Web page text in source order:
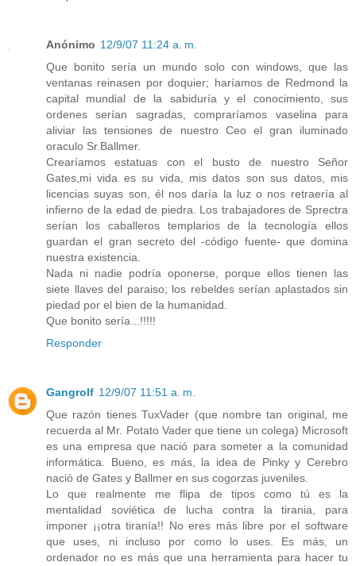
Anónimo 12/9/07 11:24 a. m.
Que bonito sería un mundo solo con windows, que las
ventanas reinasen por doquier; haríamos de Redmond la
capital mundial de la sabiduría y el conocimiento, sus
ordenes serían sagradas, compraríamos vaselina para
aliviar las tensiones de nuestro Ceo el gran iluminado
oraculo Sr.Ballmer.
Crearíamos estatuas con el busto de nuestro Señor
Gates,mi vida es su vida, mis datos son sus datos, mis
licencias suyas son, él nos daría la luz o nos retraería al
infierno de la edad de piedra. Los trabajadores de Sprectra
serían los caballeros templarios de la tecnología ellos
guardan el gran secreto del -código fuente- que domina
nuestra existencia.
Nada ni nadie podría oponerse, porque ellos tienen las
siete llaves del paraiso; los rebeldes serían aplastados sin
piedad por el bien de la humanidad.
Que bonito sería...!!!!!
Responder
Gangrolf 12/9/07 11:51 a. m.
Que razón tienes TuxVader (que nombre tan original, me
recuerda al Mr. Potato Vader que tiene un colega) Microsoft
es una empresa que nació para someter a la comunidad
informática. Bueno, es más, la idea de Pinky y Cerebro
nació de Gates y Ballmer en sus cogorzas juveniles.
Lo que realmente me flipa de tipos como tú es la
mentalidad soviética de lucha contra la tirania, para
imponer ¡¡otra tiranía!! No eres más libre por el software
que uses, ni incluso por como lo uses. Es más, un
ordenador no es más que una herramienta para hacer tu